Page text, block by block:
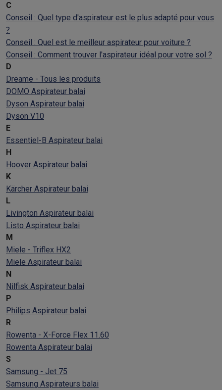
C
Conseil : Quel type d'aspirateur est le plus adapté pour vous
?
Conseil : Quel est le meilleur aspirateur pour voiture ?
Conseil : Comment trouver l'aspirateur idéal pour votre sol ?
D
Dreame - Tous les produits
DOMO Aspirateur balai
Dyson Aspirateur balai
Dyson V10
E
Essentiel-B Aspirateur balai
H
Hoover Aspirateur balai
K
Kärcher Aspirateur balai
L
Livington Aspirateur balai
Listo Aspirateur balai
M
Miele - Triflex HX2
Miele Aspirateur balai
N
Nilfisk Aspirateur balai
P
Philips Aspirateur balai
R
Rowenta - X-Force Flex 11.60
Rowenta Aspirateur balai
S
Samsung - Jet 75
Samsung Aspirateurs balai